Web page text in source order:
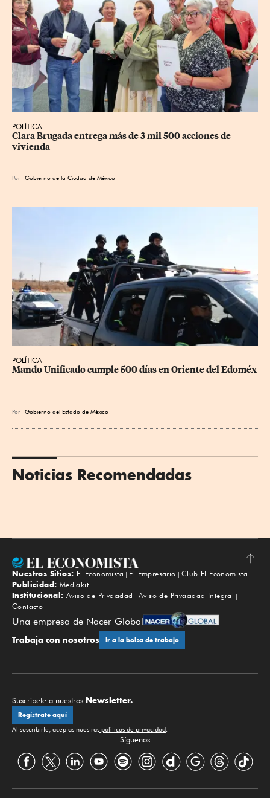
POLÍTICA
Clara Brugada entrega más de 3 mil 500 acciones de
vivienda
Por Gobierno de la Ciudad de México
POLÍTICA
Mando Unificado cumple 500 días en Oriente del Edoméx
Por Gobierno del Estado de México
Noticias Recomendadas
Subir
Nuestros Sitios: El Economista El Empresario
Club El Economista
Publicidad: Mediakit
Institucional: Aviso de Privacidad
Aviso de Privacidad Integral
Contacto
Una empresa de Nacer Global
Trabaja con nosotros Ir a la bolsa de trabajo
Suscríbete a nuestros Newsletter.
Regístrate aquí
Al suscribirte, aceptas nuestras políticas de privacidad.
Síguenos